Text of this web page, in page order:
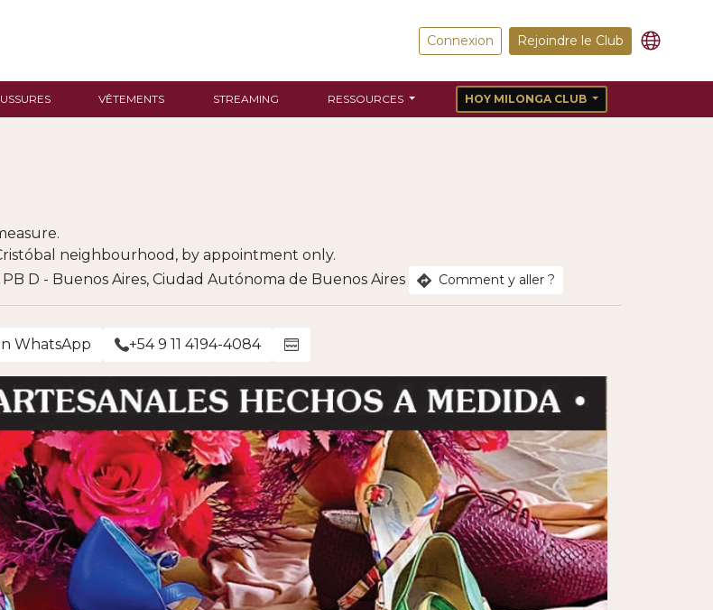
Connexion Rejoindre le Club
VÊTEMENTS STREAMING RESSOURCES HOY MILONGA CLUB
neighbourhood, by appointment only.
D - Buenos Aires, Ciudad Autónoma de Buenos Aires
Comment y aller ?
WhatsApp +54 9 11 4194-4084